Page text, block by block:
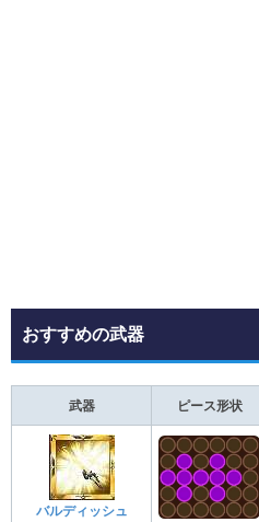
おすすめの武器
武器 ピース形状
バルディッシュ